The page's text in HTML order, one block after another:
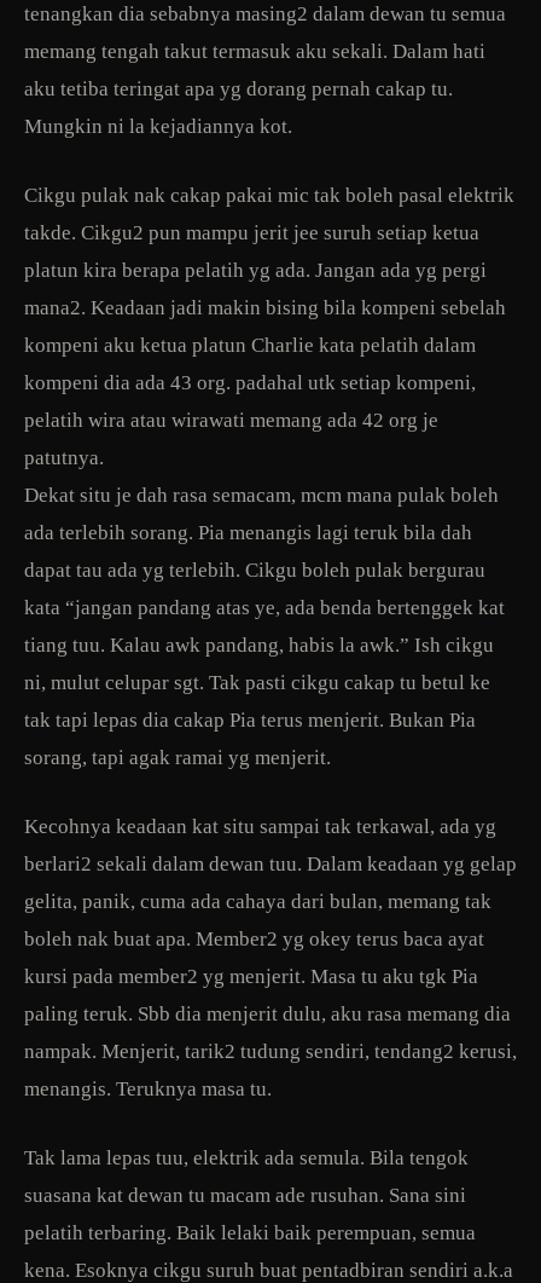
tenangkan dia sebabnya masing2 dalam dewan tu semua
memang tengah takut termasuk aku sekali. Dalam hati
aku tetiba teringat apa yg dorang pernah cakap tu.
Mungkin ni la kejadiannya kot.
Cikgu pulak nak cakap pakai mic tak boleh pasal elektrik
takde. Cikgu2 pun mampu jerit jee suruh setiap ketua
platun kira berapa pelatih yg ada. Jangan ada yg pergi
mana2. Keadaan jadi makin bising bila kompeni sebelah
kompeni aku ketua platun Charlie kata pelatih dalam
kompeni dia ada 43 org. padahal utk setiap kompeni,
pelatih wira atau wirawati memang ada 42 org je
patutnya.
Dekat situ je dah rasa semacam, mcm mana pulak boleh
ada terlebih sorang. Pia menangis lagi teruk bila dah
dapat tau ada yg terlebih. Cikgu boleh pulak bergurau
kata “jangan pandang atas ye, ada benda bertenggek kat
tiang tuu. Kalau awk pandang, habis la awk.” Ish cikgu
ni, mulut celupar sgt. Tak pasti cikgu cakap tu betul ke
tak tapi lepas dia cakap Pia terus menjerit. Bukan Pia
sorang, tapi agak ramai yg menjerit.
Kecohnya keadaan kat situ sampai tak terkawal, ada yg
berlari2 sekali dalam dewan tuu. Dalam keadaan yg gelap
gelita, panik, cuma ada cahaya dari bulan, memang tak
boleh nak buat apa. Member2 yg okey terus baca ayat
kursi pada member2 yg menjerit. Masa tu aku tgk Pia
paling teruk. Sbb dia menjerit dulu, aku rasa memang dia
nampak. Menjerit, tarik2 tudung sendiri, tendang2 kerusi,
menangis. Teruknya masa tu.
Tak lama lepas tuu, elektrik ada semula. Bila tengok
suasana kat dewan tu macam ade rusuhan. Sana sini
pelatih terbaring. Baik lelaki baik perempuan, semua
kena. Esoknya cikgu suruh buat pentadbiran sendiri a.k.a